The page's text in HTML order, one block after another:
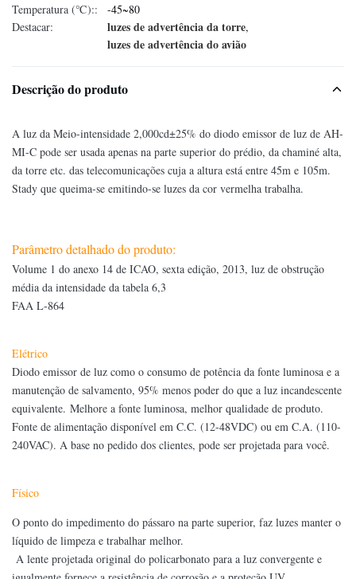
Temperatura (℃)::
-45~80
Destacar:
luzes de advertência da torre,
luzes de advertência do avião
Descrição do produto
A luz da Meio-intensidade 2,000cd±25% do diodo emissor de luz de AH-
MI-C pode ser usada apenas na parte superior do prédio, da chaminé alta,
da torre etc. das telecomunicações cuja a altura está entre 45m e 105m.
Stady que queima-se emitindo-se luzes da cor vermelha trabalha.
Parâmetro detalhado do produto:
Volume 1 do anexo 14 de ICAO, sexta edição, 2013, luz de obstrução
média da intensidade da tabela 6,3
FAA L-864
Elétrico
Diodo emissor de luz como o consumo de potência da fonte luminosa e a
manutenção de salvamento, 95% menos poder do que a luz incandescente
equivalente. Melhore a fonte luminosa, melhor qualidade de produto.
Fonte de alimentação disponível em C.C. (12-48VDC) ou em C.A. (110-
240VAC). A base no pedido dos clientes, pode ser projetada para você.
Físico
O ponto do impedimento do pássaro na parte superior, faz luzes manter o
líquido de limpeza e trabalhar melhor.
A lente projetada original do policarbonato para a luz convergente e